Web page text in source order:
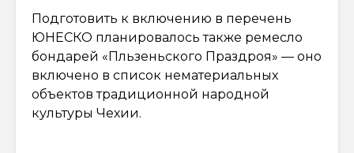
Подготовить к включению в перечень
ЮНЕСКО планировалось также ремесло
бондарей «Пльзеньского Праздроя» — оно
включено в список нематериальных
объектов традиционной народной
культуры Чехии.